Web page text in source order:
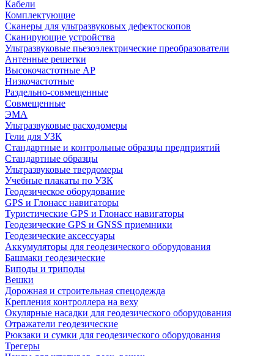
Кабели
Комплектующие
Сканеры для ультразвуковых дефектоскопов
Сканирующие устройства
Ультразвуковые пьезоэлектрические преобразователи
Антенные решетки
Высокочастотные АР
Низкочастотные
Раздельно-совмещенные
Совмещенные
ЭМА
Ультразвуковые расходомеры
Гели для УЗК
Стандартные и контрольные образцы предприятий
Стандартные образцы
Ультразвуковые твердомеры
Учебные плакаты по УЗК
Геодезическое оборудование
GPS и Глонасс навигаторы
Туристические GPS и Глонасс навигаторы
Геодезические GPS и GNSS приемники
Геодезические аксессуары
Аккумуляторы для геодезического оборудования
Башмаки геодезические
Биподы и триподы
Вешки
Дорожная и строительная спецодежда
Крепления контроллера на веху
Окулярные насадки для геодезического оборудования
Отражатели геодезические
Рюкзаки и сумки для геодезического оборудования
Трегеры